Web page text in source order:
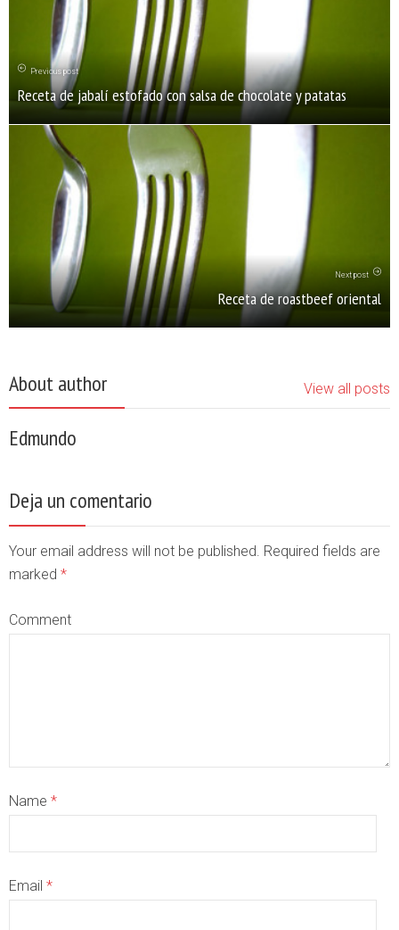
Previous post
Receta de jabalí estofado con salsa de chocolate y patatas
Next post
Receta de roastbeef oriental
About author View all posts
Edmundo
Deja un comentario
Your email address will not be published. Required fields are
marked *
Comment
Name *
Email *